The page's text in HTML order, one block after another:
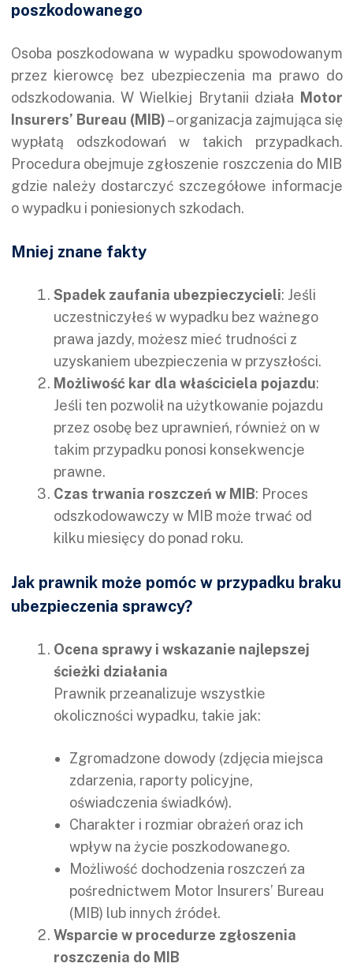
poszkodowanego
Osoba poszkodowana w wypadku spowodowanym
przez kierowcę bez ubezpieczenia ma prawo do
odszkodowania. W Wielkiej Brytanii działa Motor
Insurers’ Bureau (MIB)– organizacja zajmująca się
wypłatą odszkodowań w takich przypadkach.
Procedura obejmuje zgłoszenie roszczenia do MIB
gdzie należy dostarczyć szczegółowe informacje
o wypadku i poniesionych szkodach.
Mniej znane fakty
Spadek zaufania ubezpieczycieli: Jeśli
uczestniczyłeś w wypadku bez ważnego
prawa jazdy, możesz mieć trudności z
uzyskaniem ubezpieczenia w przyszłości.
Możliwość kar dla właściciela pojazdu:
Jeśli ten pozwolił na użytkowanie pojazdu
przez osobę bez uprawnień, również on w
takim przypadku ponosi konsekwencje
prawne.
Czas trwania roszczeń w MIB: Proces
odszkodowawczy w MIB może trwać od
kilku miesięcy do ponad roku.
Jak prawnik może pomóc w przypadku braku
ubezpieczenia sprawcy?
Ocena sprawy i wskazanie najlepszej
ścieżki działania
Prawnik przeanalizuje wszystkie
okoliczności wypadku, takie jak:
Zgromadzone dowody (zdjęcia miejsca
zdarzenia, raporty policyjne,
oświadczenia świadków).
Charakter i rozmiar obrażeń oraz ich
wpływ na życie poszkodowanego.
Możliwość dochodzenia roszczeń za
pośrednictwem Motor Insurers’ Bureau
(MIB) lub innych źródeł.
Wsparcie w procedurze zgłoszenia
roszczenia do MIB